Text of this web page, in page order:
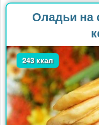
Оладьи на
243 ккал